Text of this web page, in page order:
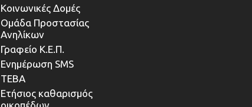
Κοινωνικές Δομές
Ομάδα Προστασίας
Ανηλίκων
Γραφείο Κ.Ε.Π.
Ενημέρωση SMS
ΤΕΒΑ
Ετήσιος καθαρισμός